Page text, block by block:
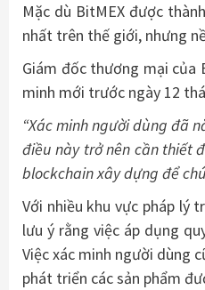
Mặc dù BitMEX được
nhất trên thế giới, nhưng
Giám đốc thương mại của
minh mới trước ngày 12
“Xác minh người dùng đã
điều này trở nên cần thiết
blockchain xây dựng để
Với nhiều khu vực pháp lý
lưu ý rằng việc áp dụng
Việc xác minh người dùng
phát triển các sản phẩm